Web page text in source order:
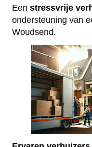
Een stressvrije
ondersteuning van
Woudsend.